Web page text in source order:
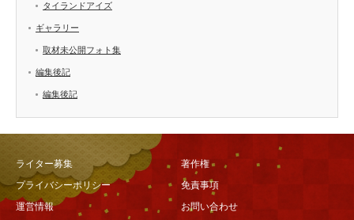
タイランドアイズ
ギャラリー
取材未公開フォト集
編集後記
編集後記
ライター募集
著作権
プライバシーポリシー
免責事項
運営情報
お問い合わせ